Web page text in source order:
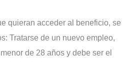
quieran acceder al beneficio, se
Tratarse de un nuevo empleo,
de 28 años y debe ser el